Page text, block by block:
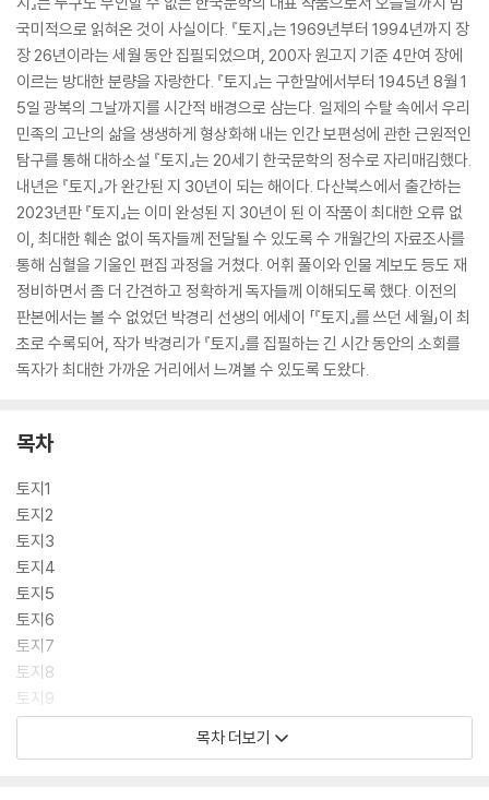
국미적으로 읽혀온 것이 사실이다. 『토지』는 1969년부터 1994년까지 장
장 26년이라는 세월 동안 집필되었으며, 200자 원고지 기준 4만여 장에
이르는 방대한 분량을 자랑한다. 『토지』는 구한말에서부터 1945년 8월 1
5일 광복의 그날까지를 시간적 배경으로 삼는다. 일제의 수탈 속에서 우리
민족의 고난의 삶을 생생하게 형상화해 내는 인간 보편성에 관한 근원적인
탐구를 통해 대하소설 『토지』는 20세기 한국문학의 정수로 자리매김했다.
내년은 『토지』가 완간된 지 30년이 되는 해이다. 다산북스에서 출간하는
2023년판 『토지』는 이미 완성된 지 30년이 된 이 작품이 최대한 오류 없
이, 최대한 훼손 없이 독자들께 전달될 수 있도록 수 개월간의 자료조사를
통해 심혈을 기울인 편집 과정을 거쳤다. 어휘 풀이와 인물 계보도 등도 재
정비하면서 좀 더 간견하고 정확하게 독자들께 이해되도록 했다. 이전의
판본에서는 볼 수 없었던 박경리 선생의 에세이 「『토지』를 쓰던 세월」이 최
초로 수록되어, 작가 박경리가 『토지』를 집필하는 긴 시간 동안의 소회를
독자가 최대한 가까운 거리에서 느껴볼 수 있도록 도왔다.
목차
토지1
토지2
토지3
토지4
토지5
토지6
토지7
토지8
토지9
토지10
목차 더보기